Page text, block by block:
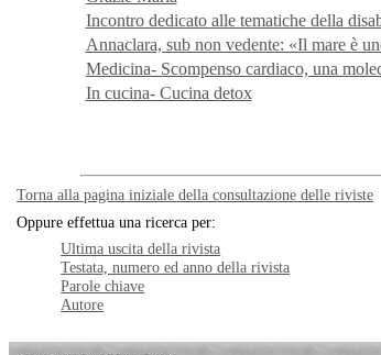
Incontro dedicato alle tematiche della
Annaclara, sub non vedente: «Il mare è
Medicina- Scompenso cardiaco, una
In cucina- Cucina detox
Torna alla pagina iniziale della consultazione delle riviste
Oppure effettua una ricerca per:
Ultima uscita della rivista
Testata, numero ed anno della rivista
Parole chiave
Autore